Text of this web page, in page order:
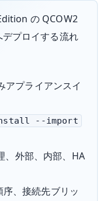
の QCOW2
プロイする流れ
アプライアンスイ
--import
、外部、内部、HA
、接続先ブリッ